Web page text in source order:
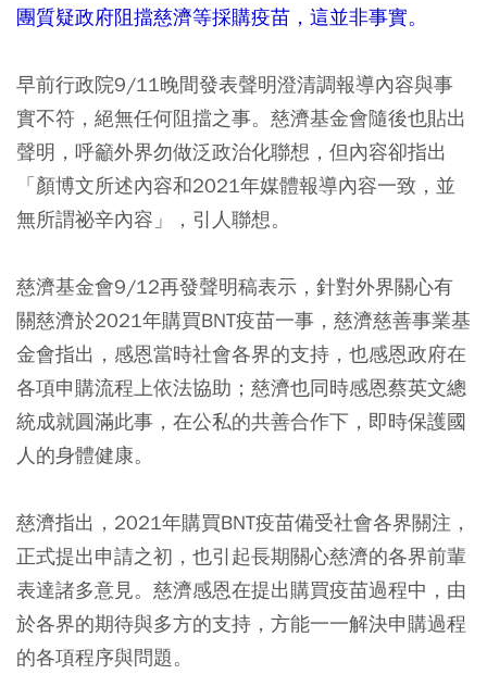
團質疑政府阻擋慈濟等採購疫苗，這並非事實。
早前行政院9/11晚間發表聲明澄清調報導內容與事
實不符，絕無任何阻擋之事。慈濟基金會隨後也貼出
聲明，呼籲外界勿做泛政治化聯想，但內容卻指出
「顏博文所述內容和2021年媒體報導內容一致，並
無所謂祕辛內容」，引人聯想。
慈濟基金會9/12再發聲明稿表示，針對外界關心有
關慈濟於2021年購買BNT疫苗一事，慈濟慈善事業基
金會指出，感恩當時社會各界的支持，也感恩政府在
各項申購流程上依法協助；慈濟也同時感恩蔡英文總
統成就圓滿此事，在公私的共善合作下，即時保護國
人的身體健康。
慈濟指出，2021年購買BNT疫苗備受社會各界關注，
正式提出申請之初，也引起長期關心慈濟的各界前輩
表達諸多意見。慈濟感恩在提出購買疫苗過程中，由
於各界的期待與多方的支持，方能一一解決申購過程
的各項程序與問題。